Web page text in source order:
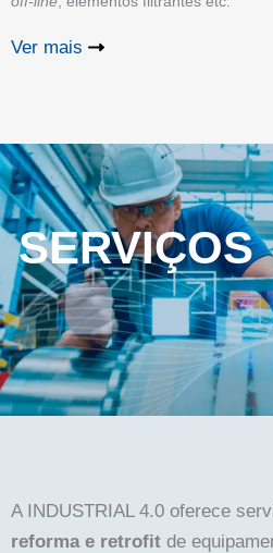
Ver mais
SERVIÇOS
A INDUSTRIAL 4.0 oferece
reforma e retrofit de